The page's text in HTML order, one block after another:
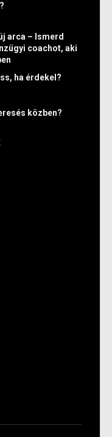
arca – Ismerd
coachot, aki
ha érdekel?
közben?